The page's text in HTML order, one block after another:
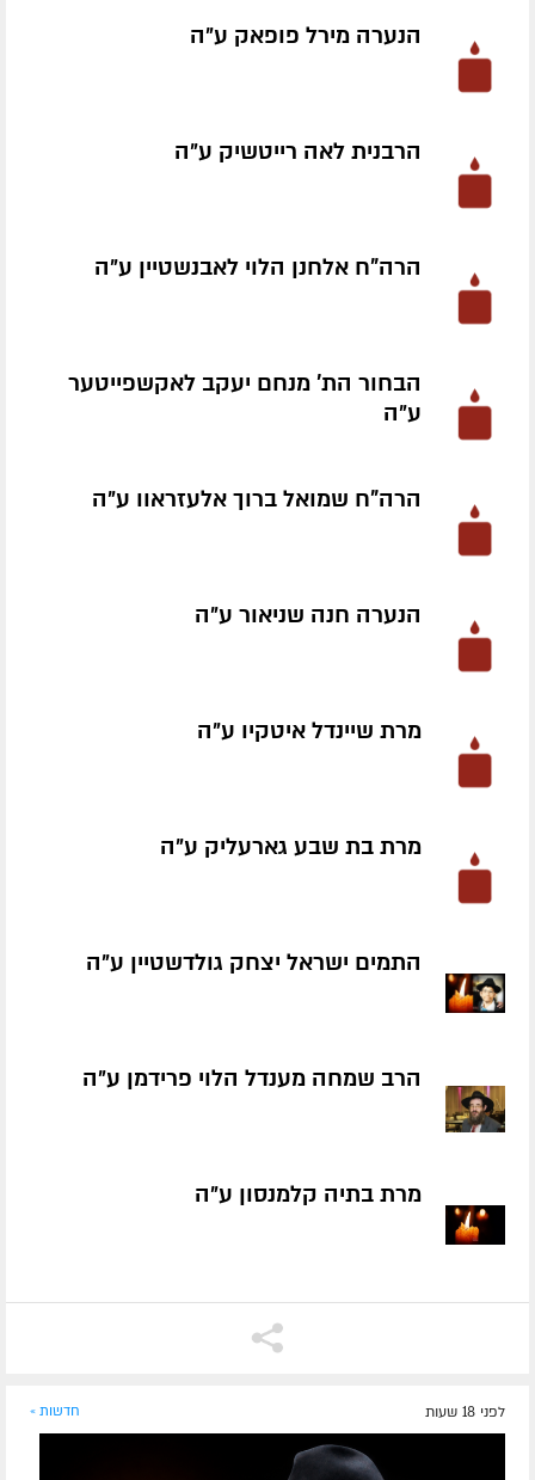
הנערה מירל פופאק ע״ה
הרבנית לאה רייטשיק ע״ה
הרה"ח אלחנן הלוי לאבנשטיין ע״ה
הבחור הת' מנחם יעקב לאקשפייטער
ע״ה
הרה"ח שמואל ברוך אלעזראוו ע״ה
הנערה חנה שניאור ע״ה
מרת שיינדל איטקיו ע״ה
מרת בת שבע גארעליק ע״ה
התמים ישראל יצחק גולדשטיין ע״ה
הרב שמחה מענדל הלוי פרידמן ע״ה
מרת בתיה קלמנסון ע״ה
לפני 18 שעות חדשות »